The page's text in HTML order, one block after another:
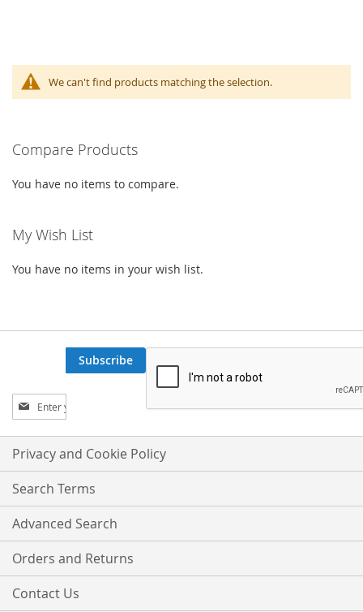
We can't find products matching the selection.
Compare Products
You have no items to compare.
My Wish List
You have no items in your wish list.
Sign
Up
for
Our
Newsletter:
Subscribe
Privacy and Cookie Policy
Search Terms
Advanced Search
Orders and Returns
Contact Us